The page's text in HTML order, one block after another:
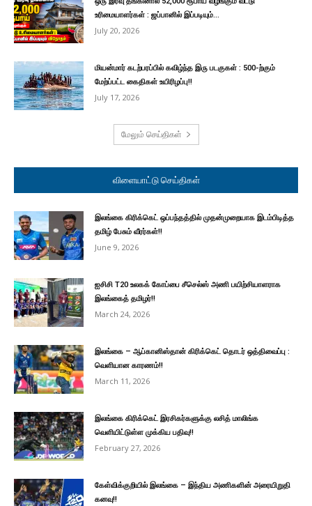
உரிமையாளர்கள் : ஜப்பானில் இப்படியும்...
July 20, 2026
மியன்மார் கடற்பரப்பில் கவிழ்ந்த இரு படகுகள் : 500-ற்கும்
மேற்ப்பட்ட கைதிகள் உயிரிழப்பு!!
July 17, 2026
மேலும் செய்திகள்
விளையாட்டு செய்திகள்
இலங்கை கிரிக்கெட் ஒப்பந்தத்தில் முதன்முறையாக இடம்பிடித்த
தமிழ் பேசும் வீரர்கள்!!
June 9, 2026
ஐசிசி T20 உலகக் கோப்பை சீசெல்ஸ் அணி பயிற்சியாளராக
இலங்கைத் தமிழர்!!
March 24, 2026
இலங்கை – ஆப்கானிஸ்தான் கிரிக்கெட் தொடர் ஒத்திவைப்பு :
வெளியான காரணம்!!
March 11, 2026
இலங்கை கிரிக்கெட் இரசிகர்களுக்கு லசித் மாலிங்க
வெளியிட்டுள்ள முக்கிய பதிவு!!
February 27, 2026
கேள்விக்குறியில் இலங்கை – இந்திய அணிகளின் அரையிறுதி
கனவு!!